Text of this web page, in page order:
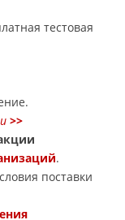
тестовая
>>
.
поставки